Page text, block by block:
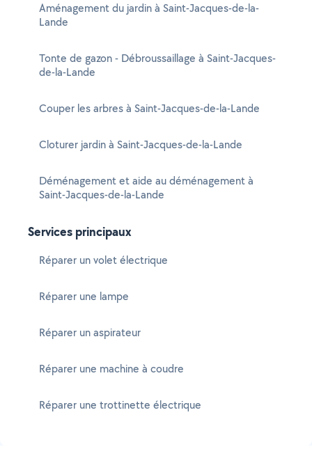
Aménagement du jardin à Saint-Jacques-de-la-
Lande
Tonte de gazon - Débroussaillage à Saint-Jacques-
de-la-Lande
Couper les arbres à Saint-Jacques-de-la-Lande
Cloturer jardin à Saint-Jacques-de-la-Lande
Déménagement et aide au déménagement à
Saint-Jacques-de-la-Lande
Services principaux
Réparer un volet électrique
Réparer une lampe
Réparer un aspirateur
Réparer une machine à coudre
Réparer une trottinette électrique